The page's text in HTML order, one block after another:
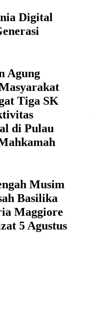
Digital
Agung
Tiga SK
di Pulau
Musim
Basilika
Maggiore
5 Agustus